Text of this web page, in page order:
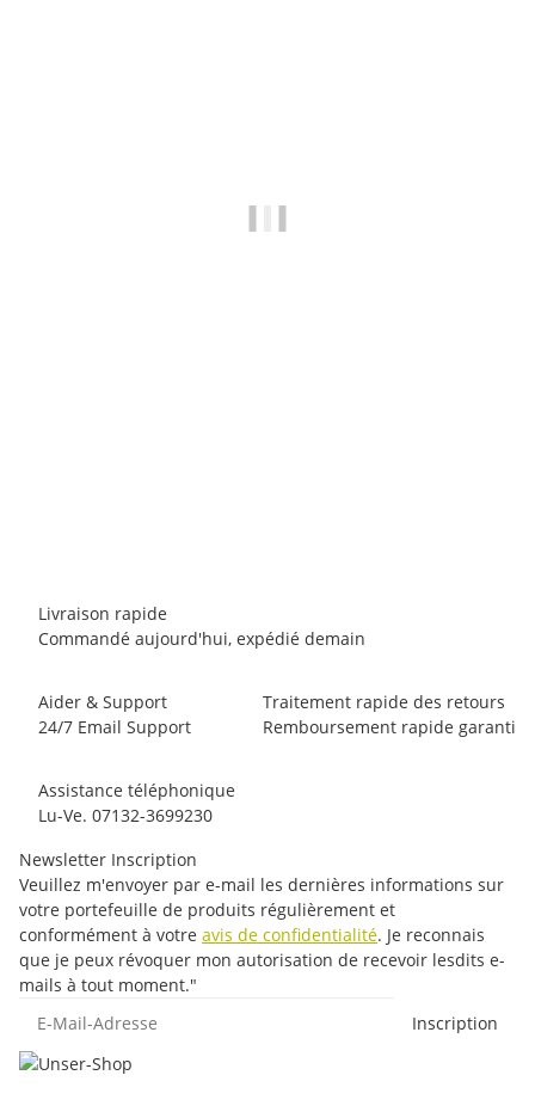
Livraison rapide
Commandé aujourd'hui, expédié demain
Aider & Support
24/7 Email Support
Traitement rapide des retours
Remboursement rapide garanti
Assistance téléphonique
Lu-Ve. 07132-3699230
Newsletter Inscription
Veuillez m'envoyer par e-mail les dernières informations sur
votre portefeuille de produits régulièrement et
conformément à votre avis de confidentialité. Je reconnais
que je peux révoquer mon autorisation de recevoir lesdits e-
mails à tout moment."
Inscription